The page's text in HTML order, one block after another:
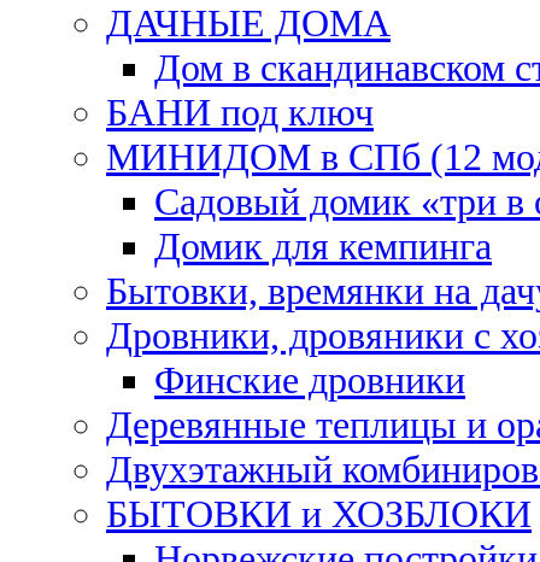
ДАЧНЫЕ ДОМА
Дом в скандинавском
БАНИ под ключ
МИНИДОМ в СПб (12
Садовый домик «три в
Домик для кемпинга
Бытовки, времянки на
Дровники, дровяники с
Финские дровники
Деревянные теплицы и
Двухэтажный
БЫТОВКИ и ХОЗБЛОКИ